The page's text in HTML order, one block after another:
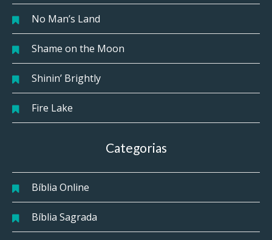
No Man’s Land
Shame on the Moon
Shinin’ Brightly
Fire Lake
Categorias
Bíblia Online
Bíblia Sagrada